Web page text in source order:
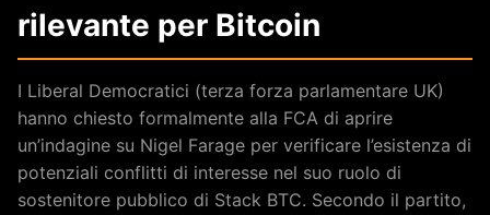
rilevante per Bitcoin
I Liberal Democratici (terza forza parlamentare UK)
hanno chiesto formalmente alla FCA di aprire
un’indagine su Nigel Farage per verificare l’esistenza di
potenziali conflitti di interesse nel suo ruolo di
sostenitore pubblico di Stack BTC. Secondo il partito,